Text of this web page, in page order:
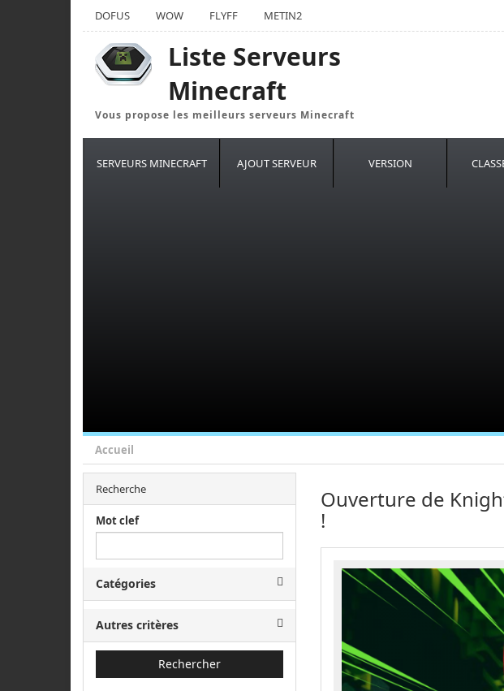
DOFUS WOW FLYFF METIN2
Liste Serveurs
Minecraft
Vous propose les meilleurs serveurs Minecraft
SERVEURS MINECRAFT AJOUT SERVEUR VERSION
Accueil
Recherche
Mot clef
Catégories
Autres critères
Rechercher
Ouverture de
!